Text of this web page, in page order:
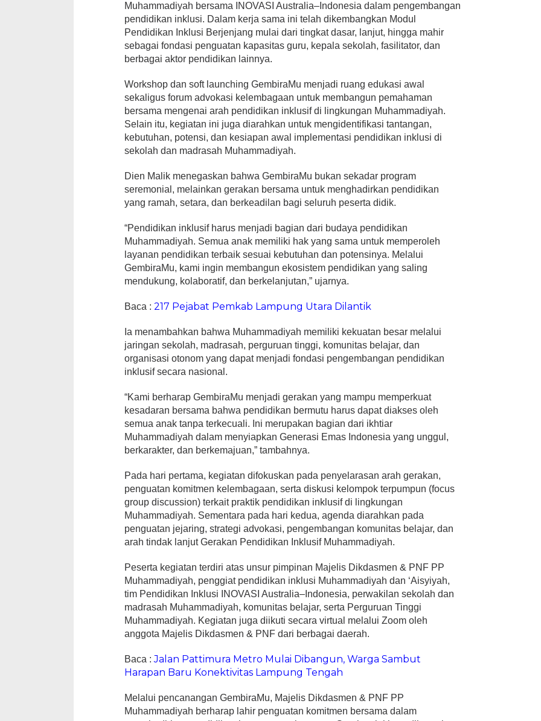
Muhammadiyah bersama INOVASI Australia–Indonesia dalam pengembangan
pendidikan inklusi. Dalam kerja sama ini telah dikembangkan Modul
Pendidikan Inklusi Berjenjang mulai dari tingkat dasar, lanjut, hingga mahir
sebagai fondasi penguatan kapasitas guru, kepala sekolah, fasilitator, dan
berbagai aktor pendidikan lainnya.
Workshop dan soft launching GembiraMu menjadi ruang edukasi awal
sekaligus forum advokasi kelembagaan untuk membangun pemahaman
bersama mengenai arah pendidikan inklusif di lingkungan Muhammadiyah.
Selain itu, kegiatan ini juga diarahkan untuk mengidentifikasi tantangan,
kebutuhan, potensi, dan kesiapan awal implementasi pendidikan inklusi di
sekolah dan madrasah Muhammadiyah.
Dien Malik menegaskan bahwa GembiraMu bukan sekadar program
seremonial, melainkan gerakan bersama untuk menghadirkan pendidikan
yang ramah, setara, dan berkeadilan bagi seluruh peserta didik.
“Pendidikan inklusif harus menjadi bagian dari budaya pendidikan
Muhammadiyah. Semua anak memiliki hak yang sama untuk memperoleh
layanan pendidikan terbaik sesuai kebutuhan dan potensinya. Melalui
GembiraMu, kami ingin membangun ekosistem pendidikan yang saling
mendukung, kolaboratif, dan berkelanjutan,” ujarnya.
Baca :217 Pejabat Pemkab Lampung Utara Dilantik
Ia menambahkan bahwa Muhammadiyah memiliki kekuatan besar melalui
jaringan sekolah, madrasah, perguruan tinggi, komunitas belajar, dan
organisasi otonom yang dapat menjadi fondasi pengembangan pendidikan
inklusif secara nasional.
“Kami berharap GembiraMu menjadi gerakan yang mampu memperkuat
kesadaran bersama bahwa pendidikan bermutu harus dapat diakses oleh
semua anak tanpa terkecuali. Ini merupakan bagian dari ikhtiar
Muhammadiyah dalam menyiapkan Generasi Emas Indonesia yang unggul,
berkarakter, dan berkemajuan,” tambahnya.
Pada hari pertama, kegiatan difokuskan pada penyelarasan arah gerakan,
penguatan komitmen kelembagaan, serta diskusi kelompok terpumpun (focus
group discussion) terkait praktik pendidikan inklusif di lingkungan
Muhammadiyah. Sementara pada hari kedua, agenda diarahkan pada
penguatan jejaring, strategi advokasi, pengembangan komunitas belajar, dan
arah tindak lanjut Gerakan Pendidikan Inklusif Muhammadiyah.
Peserta kegiatan terdiri atas unsur pimpinan Majelis Dikdasmen & PNF PP
Muhammadiyah, penggiat pendidikan inklusi Muhammadiyah dan ‘Aisyiyah,
tim Pendidikan Inklusi INOVASI Australia–Indonesia, perwakilan sekolah dan
madrasah Muhammadiyah, komunitas belajar, serta Perguruan Tinggi
Muhammadiyah. Kegiatan juga diikuti secara virtual melalui Zoom oleh
anggota Majelis Dikdasmen & PNF dari berbagai daerah.
Baca :Jalan Pattimura Metro Mulai Dibangun, Warga Sambut
Harapan Baru Konektivitas Lampung Tengah
Melalui pencanangan GembiraMu, Majelis Dikdasmen & PNF PP
Muhammadiyah berharap lahir penguatan komitmen bersama dalam